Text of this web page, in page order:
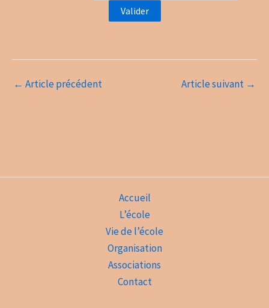
← Article précédent Article suivant →
Accueil
L’école
Vie de l’école
Organisation
Associations
Contact